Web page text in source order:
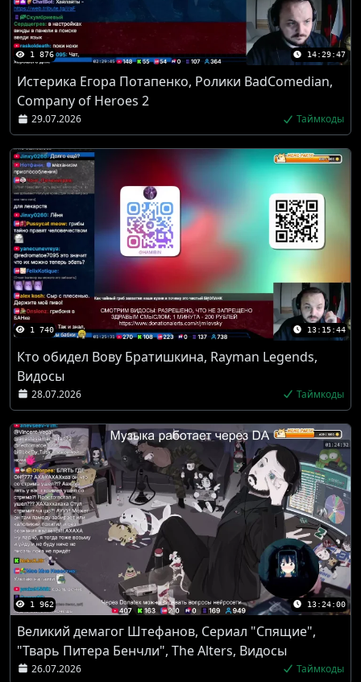
1 876 14:29:47
Истерика Егора Потапенко, Ролики BadComedian,
Company of Heroes 2
29.07.2026 Таймкоды
1 740 13:15:44
Кто обидел Вову Братишкина, Rayman Legends,
Видосы
28.07.2026 Таймкоды
1 962 13:24:00
Великий демагог Штефанов, Сериал "Спящие",
"Тварь Питера Бенчли", The Alters, Видосы
26.07.2026 Таймкоды